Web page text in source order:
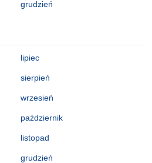
grudzień
lipiec
sierpień
wrzesień
październik
listopad
grudzień